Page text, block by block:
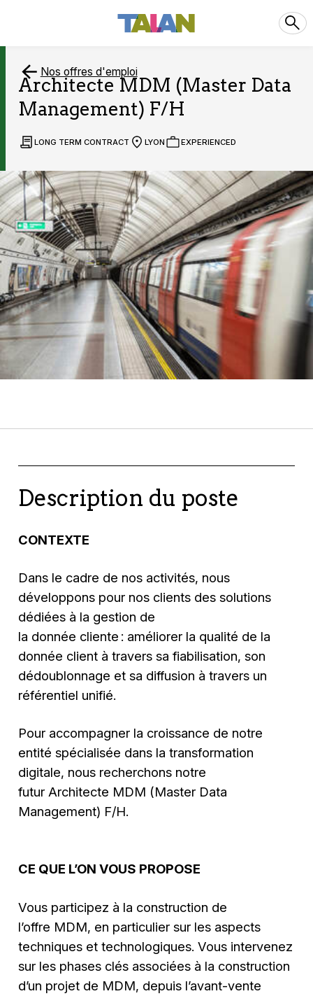
Nos offres d'emploi
Architecte MDM (Master Data
Management) F/H
LONG TERM CONTRACT LYON EXPERIENCED
Description du poste
CONTEXTE
Dans le cadre de nos activités, nous
développons pour nos clients des solutions
dédiées à la gestion de
la donnée cliente : améliorer la qualité de la
donnée client à travers sa fiabilisation, son
dédoublonnage et sa diffusion à travers un
référentiel unifié.
Pour accompagner la croissance de notre
entité spécialisée dans la transformation
digitale, nous recherchons notre
futur Architecte MDM (Master Data
Management) F/H.
CE QUE L’ON VOUS PROPOSE
Vous participez à la construction de
l’offre MDM, en particulier sur les aspects
techniques et technologiques. Vous intervenez
sur les phases clés associées à la construction
d’un projet de MDM, depuis l’avant-vente